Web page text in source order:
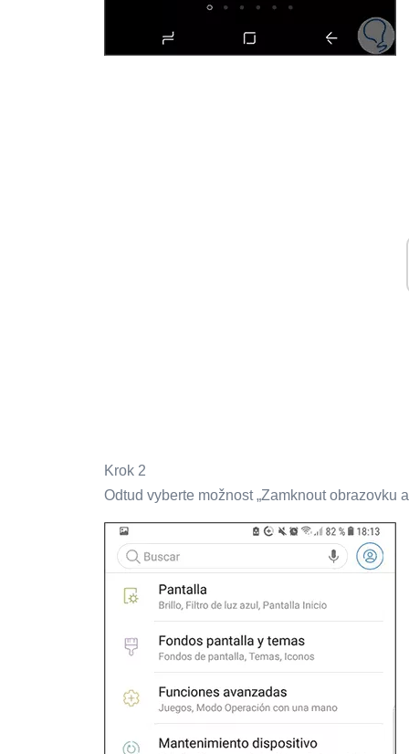
Krok 2
Odtud vyberte možnost „Zamknout obrazovku